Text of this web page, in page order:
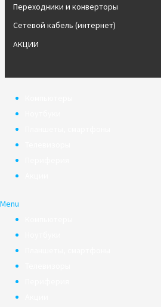
Переходники и конверторы
Сетевой кабель (интернет)
АКЦИИ
Menu